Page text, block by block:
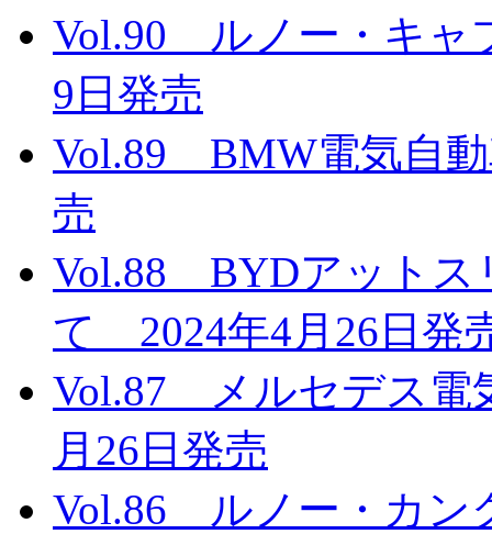
Vol.90 ルノー・キャ
9日発売
Vol.89 BMW電気自
売
Vol.88 BYDアットス
て 2024年4月26日発
Vol.87 メルセデス電
月26日発売
Vol.86 ルノー・カン